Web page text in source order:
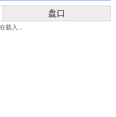
盘口
载入...